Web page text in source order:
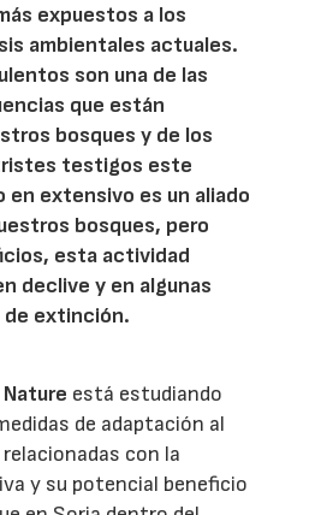
expuestos a los
ambientales actuales.
son una de las
que están
bosques y de los
testigos este
en extensivo es un aliado
bosques, pero
esta actividad
declive y en algunas
de extinción.
está estudiando
de adaptación al
con la
y su potencial beneficio